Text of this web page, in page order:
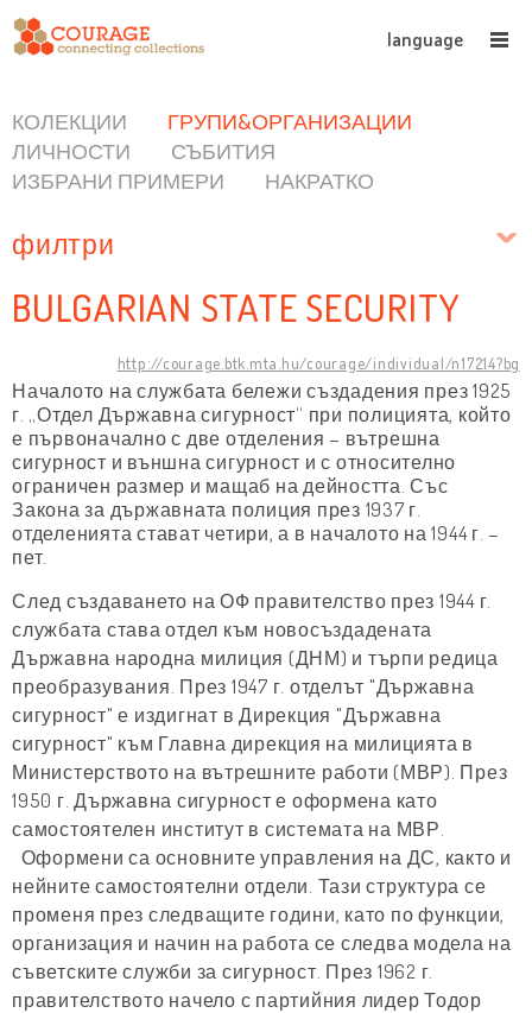
language
КОЛЕКЦИИ
ГРУПИ&ОРГАНИЗАЦИИ
ЛИЧНОСТИ
СЪБИТИЯ
ИЗБРАНИ ПРИМЕРИ
НАКРАТКО
филтри
BULGARIAN STATE SECURITY
http://courage.btk.mta.hu/courage/individual/n17214?bg
Началото на службата бележи създадения през 1925
г. „Отдел Държавна сигурност“ при полицията, който
е първоначално с две отделения – вътрешна
сигурност и външна сигурност и с относително
ограничен размер и мащаб на дейността. Със
Закона за държавната полиция през 1937 г.
отделенията стават четири, а в началото на 1944 г. –
пет.
След създаването на ОФ правителство през 1944 г.
службата става отдел към новосъздадената
Държавна народна милиция (ДНМ) и търпи редица
преобразувания. През 1947 г. отделът "Държавна
сигурност" е издигнат в Дирекция "Държавна
сигурност" към Главна дирекция на милицията в
Министерството на вътрешните работи (МВР). През
1950 г. Държавна сигурност е оформена като
самостоятелен институт в системата на МВР.
Оформени са основните управления на ДС, както и
нейните самостоятелни отдели. Тази структура се
променя през следващите години, като по функции,
организация и начин на работа се следва модела на
съветските служби за сигурност. През 1962 г.
правителството начело с партийния лидер Тодор